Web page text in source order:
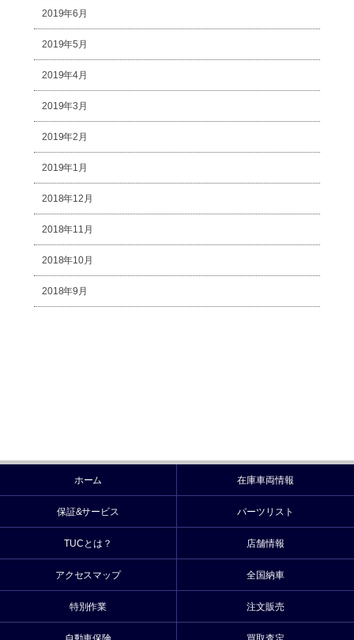
2019年6月
2019年5月
2019年4月
2019年3月
2019年2月
2019年1月
2018年12月
2018年11月
2018年10月
2018年9月
ホーム 在庫車両情報
保証&サービス パーツリスト
TUCとは？ 店舗情報
アクセスマップ 全国納車
特別作業 注文販売